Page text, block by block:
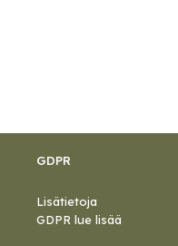
GDPR
Lisätietoja
GDPR lue lisää